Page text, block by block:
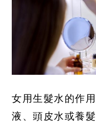
女用生髮水的作
液、頭皮水或養